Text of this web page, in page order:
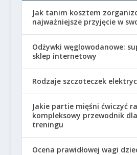
Jak tanim kosztem
najważniejsze przyjęcie w
Odżywki węglowodanowe:
sklep internetowy
Rodzaje szczoteczek
Jakie partie mięśni ćwiczyć
kompleksowy przewodnik
treningu
Ocena prawidłowej wagi